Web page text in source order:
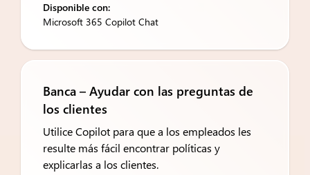
Disponible con:
Microsoft 365 Copilot Chat
Banca – Ayudar con las preguntas de
los clientes
Utilice Copilot para que a los empleados les
resulte más fácil encontrar políticas y
explicarlas a los clientes.